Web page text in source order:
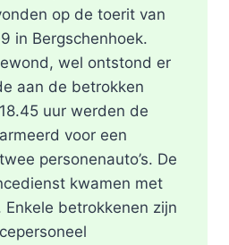
op de toerit van
in Bergschenhoek.
wel ontstond er
aan de betrokken
uur werden de
voor een
personenauto’s. De
kwamen met
betrokkenen zijn